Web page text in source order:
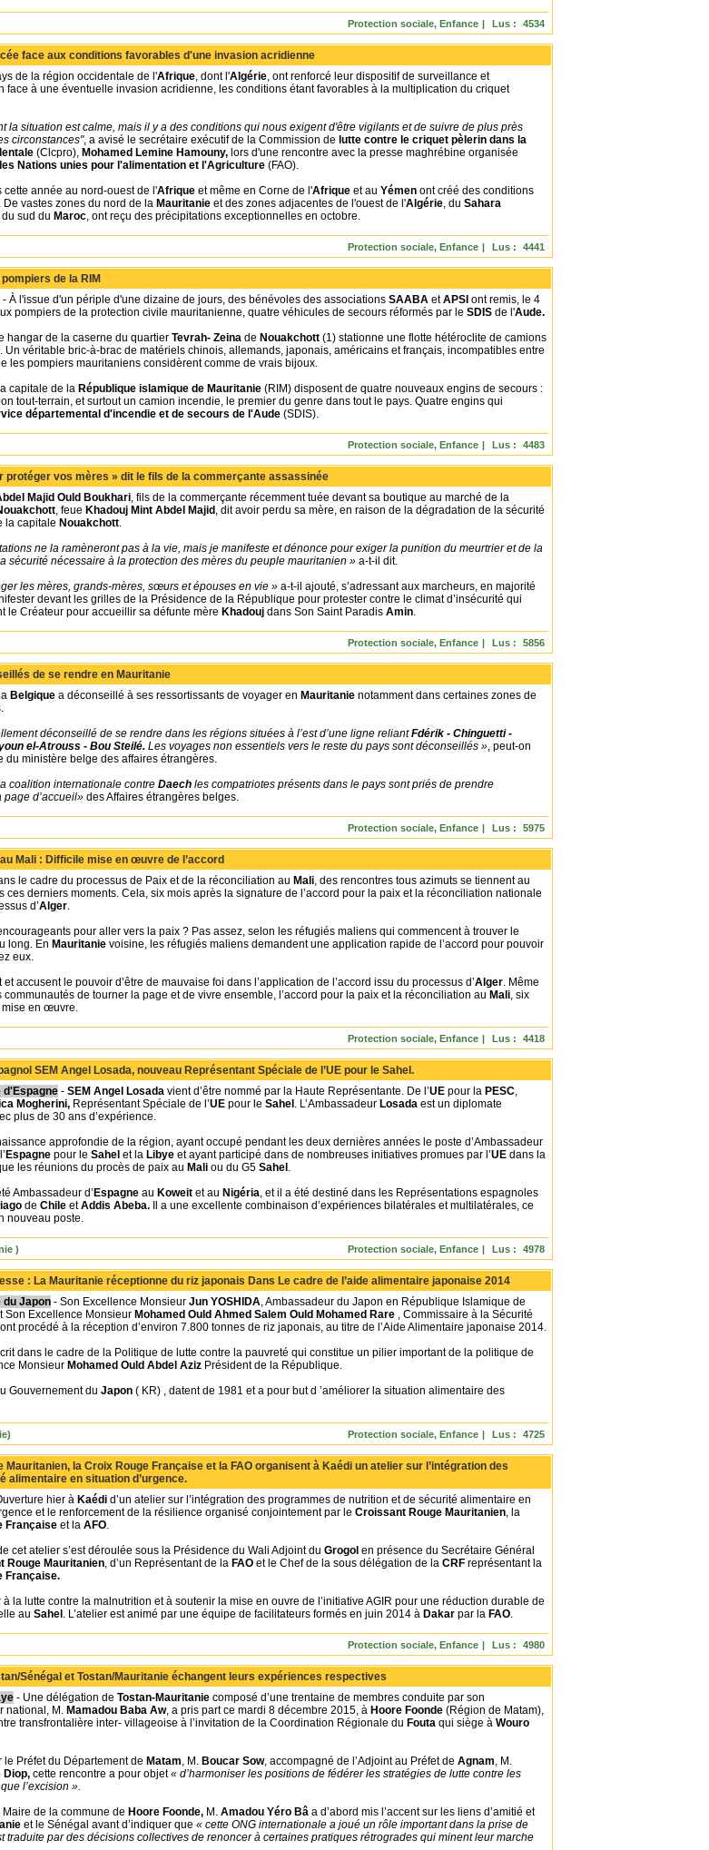
Lus : 4534
Protection sociale, Enfance |
Commentaires : 2 |
face aux conditions favorables d'une invasion acridienne
de la région occidentale de l'Afrique, dont l'Algérie, ont renforcé leur dispositif de surveillance et
face à une éventuelle invasion acridienne, les conditions étant favorables à la multiplication du criquet
la situation est calme, mais il y a des conditions qui nous exigent d'être vigilants et de suivre de plus près
circonstances", a avisé le secrétaire exécutif de la Commission de lutte contre le criquet pèlerin dans la
(Clcpro), Mohamed Lemine Hamouny, lors d'une rencontre avec la presse maghrébine organisée
Nations unies pour l'alimentation et l'Agriculture (FAO).
année au nord-ouest de l'Afrique et même en Corne de l'Afrique et au Yémen ont créé des conditions
vastes zones du nord de la Mauritanie et des zones adjacentes de l'ouest de l'Algérie, du Sahara
du sud du Maroc, ont reçu des précipitations exceptionnelles en octobre.
Lus : 4441
Protection sociale, Enfance |
Commentaires : 0 |
de la RIM
- À l'issue d'un périple d'une dizaine de jours, des bénévoles des associations SAABA etAPSI ont remis, le 4
pompiers de la protection civile mauritanienne, quatre véhicules de secours réformés par le SDIS de l'Aude.
hangar de la caserne du quartier Tevrah- Zeina de Nouakchott (1) stationne une flotte hétéroclite de camions
Un véritable bric-à-brac de matériels chinois, allemands, japonais, américains et français, incompatibles entre
les pompiers mauritaniens considèrent comme de vrais bijoux.
capitale de la République islamique de Mauritanie (RIM) disposent de quatre nouveaux engins de secours :
tout-terrain, et surtout un camion incendie, le premier du genre dans tout le pays. Quatre engins qui
départemental d'incendie et de secours de l'Aude (SDIS).
Lus : 4483
Protection sociale, Enfance |
Commentaires : 0 |
protéger vos mères » dit le fils de la commerçante assassinée
Majid Ould Boukhari, fils de la commerçante récemment tuée devant sa boutique au marché de la
, feue Khadouj Mint Abdel Majid , dit avoir perdu sa mère, en raison de la dégradation de la sécurité
la capitale Nouakchott.
ne la ramèneront pas à la vie, mais je manifeste et dénonce pour exiger la punition du meurtrier et de la
sécurité nécessaire à la protection des mères du peuple mauritanien » a-t-il dit.
les mères, grands-mères, sœurs et épouses en vie » a-t-il ajouté, s’adressant aux marcheurs, en majorité
devant les grilles de la Présidence de la République pour protester contre le climat d’insécurité qui
le Créateur pour accueillir sa défunte mère Khadouj dans Son Saint Paradis Amin.
Lus : 5856
Protection sociale, Enfance |
Commentaires : 5 |
de se rendre en Mauritanie
Belgique a déconseillé à ses ressortissants de voyager en Mauritanie notamment dans certaines zones de
déconseillé de se rendre dans les régions situées à l’est d’une ligne reliantFdérik - Chinguetti -
el-Atrouss - Bou Steilé. Les voyages non essentiels vers le reste du pays sont déconseillés », peut-on
du ministère belge des affaires étrangères.
coalition internationale contre Daech les compatriotes présents dans le pays sont priés de prendre
d’accueil» des Affaires étrangères belges.
Lus : 5975
Protection sociale, Enfance |
Commentaires : 2 |
Mali : Difficile mise en œuvre de l’accord
le cadre du processus de Paix et de la réconciliation au Mali, des rencontres tous azimuts se tiennent au
ces derniers moments. Cela, six mois après la signature de l’accord pour la paix et la réconciliation nationale
d’Alger.
pour aller vers la paix ? Pas assez, selon les réfugiés maliens qui commencent à trouver le
long. En Mauritanie voisine, les réfugiés maliens demandent une application rapide de l’accord pour pouvoir
eux.
accusent le pouvoir d’être de mauvaise foi dans l’application de l’accord issu du processus d’Alger. Même
de tourner la page et de vivre ensemble, l’accord pour la paix et la réconciliation au Mali, six
mise en œuvre.
Lus : 4418
Protection sociale, Enfance |
Commentaires : 0 |
SEM Angel Losada, nouveau Représentant Spéciale de l’UE pour le Sahel.
d'Espagne - SEM Angel Losada vient d’être nommé par la Haute Représentante. De l’UE pour la PESC,
Mogherini, Représentant Spéciale de l’UE pour le Sahel . L’Ambassadeur Losada est un diplomate
plus de 30 ans d’expérience.
approfondie de la région, ayant occupé pendant les deux dernières années le poste d’Ambassadeur
Espagne pour le Sahel et la Libye et ayant participé dans de nombreuses initiatives promues par l’UE dans la
les réunions du procès de paix au Mali ou du G5 Sahel .
Ambassadeur d’ Espagne au Koweit et au Nigéria, et il a été destiné dans les Représentations espagnoles
de Chile etAddis Abeba. Il a une excellente combinaison d’expériences bilatérales et multilatérales, ce
nouveau poste.
) Lus : 4978
Protection sociale, Enfance |
Commentaires : 0 |
: La Mauritanie réceptionne du riz japonais Dans Le cadre de l’aide alimentaire japonaise 2014
du Japon - Son Excellence Monsieur Jun YOSHIDA, Ambassadeur du Japon en République Islamique de
Son Excellence Monsieur Mohamed Ould Ahmed Salem Ould Mohamed Rare , Commissaire à la Sécurité
procédé à la réception d’environ 7.800 tonnes de riz japonais, au titre de l’Aide Alimentaire japonaise 2014.
dans le cadre de la Politique de lutte contre la pauvreté qui constitue un pilier important de la politique de
Monsieur Mohamed Ould Abdel Aziz Président de la République.
Gouvernement du Japon ( KR) , datent de 1981 et a pour but d ’améliorer la situation alimentaire des
Lus : 4725
Protection sociale, Enfance |
Commentaires : 3 |
Mauritanien, la Croix Rouge Française et la FAO organisent à Kaédi un atelier sur l’intégration des
alimentaire en situation d’urgence.
hier à Kaédi d’un atelier sur l’intégration des programmes de nutrition et de sécurité alimentaire en
et le renforcement de la résilience organisé conjointement par le Croissant Rouge Mauritanien, la
Française et la AFO.
cet atelier s’est déroulée sous la Présidence du Wali Adjoint du Grogol en présence du Secrétaire Général
Rouge Mauritanien, d’un Représentant de la FAO et le Chef de la sous délégation de la CRF représentant la
Française.
à la lutte contre la malnutrition et à soutenir la mise en ouvre de l’initiative AGIR pour une réduction durable de
au Sahel . L’atelier est animé par une équipe de facilitateurs formés en juin 2014 à Dakar par la FAO.
Lus : 4980
Protection sociale, Enfance |
Commentaires : 0 |
Sénégal et Tostan/Mauritanie échangent leurs expériences respectives
- Une délégation de Tostan-Mauritanie composé d’une trentaine de membres conduite par son
national, M. Mamadou Baba Aw, a pris part ce mardi 8 décembre 2015, à Hoore Foonde (Région de Matam),
transfrontalière inter- villageoise à l’invitation de la Coordination Régionale du Fouta qui siège à Wouro
le Préfet du Département de Matam, M. Boucar Sow, accompagné de l’Adjoint au Préfet de Agnam, M.
Diop, cette rencontre a pour objet« d’harmoniser les positions de fédérer les stratégies de lutte contre les
l’excision ».
de la commune de Hoore Foonde, M. Amadou Yéro Bâ a d’abord mis l’accent sur les liens d’amitié et
et le Sénégal avant d’indiquer que « cette ONG internationale a joué un rôle important dans la prise de
traduite par des décisions collectives de renoncer à certaines pratiques rétrogrades qui minent leur marche